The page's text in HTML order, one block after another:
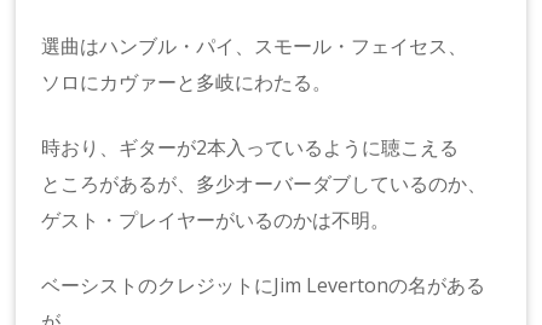
選曲はハンブル・パイ、スモール・フェイセス、
ソロにカヴァーと多岐にわたる。
時おり、ギターが2本入っているように聴こえる
ところがあるが、多少オーバーダブしているのか、
ゲスト・プレイヤーがいるのかは不明。
ベーシストのクレジットにJim Levertonの名がある